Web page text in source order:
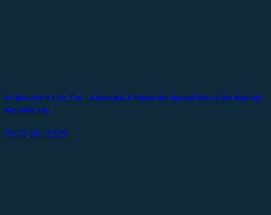
Đi đâu chơi ở Cần Thơ – Khám phá 03 điểm đến đẹp mê hồn và ẩm thực đặc
sản miền Tây
Th12 28, 2025